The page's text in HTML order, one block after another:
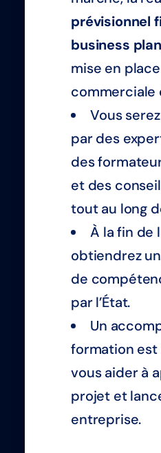
prévisionnel
business plan
mise en
commerciale
Vous
par des
des
et des
tout au long
À la fin de
obtiendrez
de
par l’État.
Un
formation
vous aider à
projet et
entreprise.